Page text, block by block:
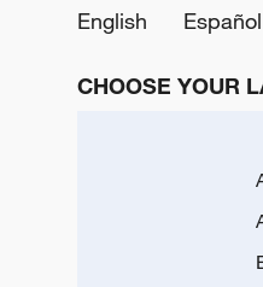
English
Español
CHOOSE YOUR